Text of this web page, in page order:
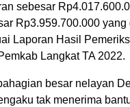
sebesar
Rp3.959.700.000
Laporan Hasil
Langkat TA 2022.
besar nelayan
tak menerima